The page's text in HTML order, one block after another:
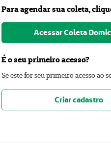
Para agendar sua coleta,
Acessar Coleta
É o seu primeiro acesso?
Se este for seu primeiro acesso ao
Criar cadastro